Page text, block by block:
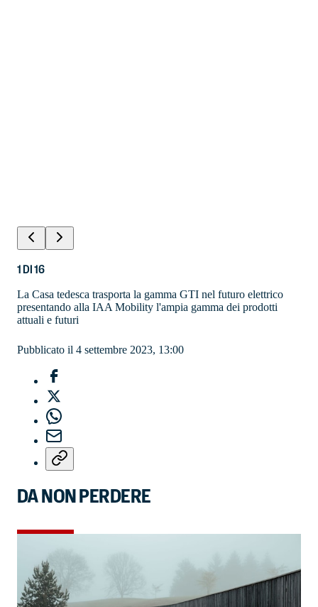
1DI16
La Casa tedesca trasporta la gamma GTI nel futuro elettrico
presentando alla IAA Mobility l'ampia gamma dei prodotti
attuali e futuri
Pubblicato il 4 settembre 2023, 13:00
DA NON PERDERE